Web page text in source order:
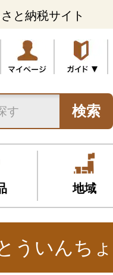
と納税サイト
検索
地域
ういんち